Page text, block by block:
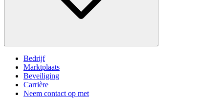
Bedrijf
Marktplaats
Beveiliging
Carrière
Neem contact op met